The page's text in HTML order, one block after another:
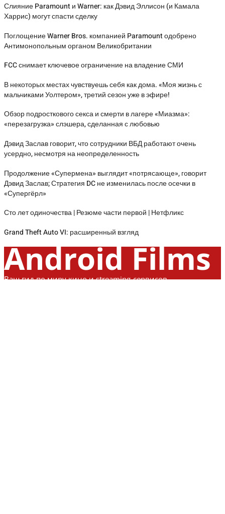
Слияние Paramount и Warner: как Дэвид Эллисон (и Камала
Харрис) могут спасти сделку
Поглощение Warner Bros. компанией Paramount одобрено
Антимонопольным органом Великобритании
FCC снимает ключевое ограничение на владение СМИ
В некоторых местах чувствуешь себя как дома. «Моя жизнь с
мальчиками Уолтером», третий сезон уже в эфире!
Обзор подросткового секса и смерти в лагере «Миазма»:
«перезагрузка» слэшера, сделанная с любовью
Дэвид Заслав говорит, что сотрудники ВБД работают очень
усердно, несмотря на неопределенность
Продолжение «Супермена» выглядит «потрясающе», говорит
Дэвид Заслав; Стратегия DC не изменилась после осечки в
«Супергёрл»
Сто лет одиночества | Резюме части первой | Нетфликс
Grand Theft Auto VI: расширенный взгляд
Android Films
Ваш гид по миру кино и streaming-сервисов